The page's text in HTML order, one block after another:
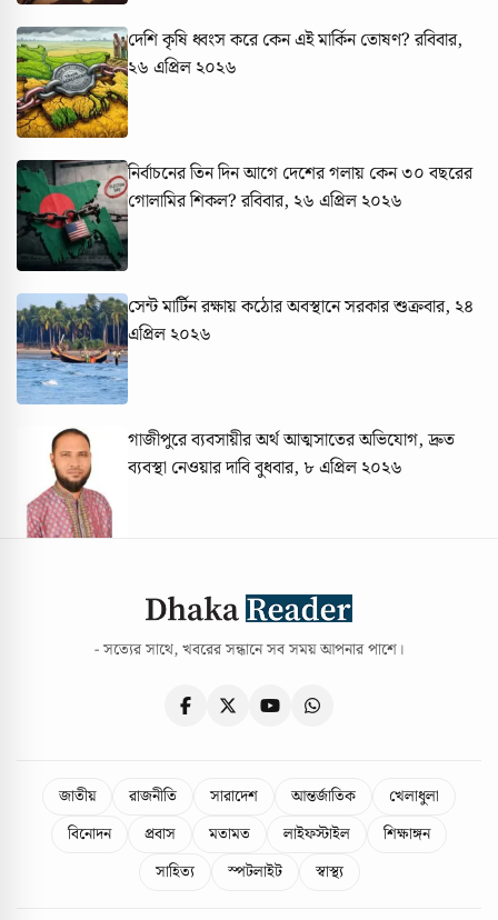
দেশি কৃষি ধ্বংস করে কেন এই মার্কিন তোষণ? রবিবার,
২৬ এপ্রিল ২০২৬
নির্বাচনের তিন দিন আগে দেশের গলায় কেন ৩০ বছরের
গোলামির শিকল? রবিবার, ২৬ এপ্রিল ২০২৬
সেন্ট মার্টিন রক্ষায় কঠোর অবস্থানে সরকারশুক্রবার, ২৪
এপ্রিল ২০২৬
গাজীপুরে ব্যবসায়ীর অর্থ আত্মসাতের অভিযোগ, দ্রুত
ব্যবস্থা নেওয়ার দাবিবুধবার, ৮ এপ্রিল ২০২৬
- সত্যের সাথে, খবরের সন্ধানে সব সময় আপনার পাশে।
জাতীয় রাজনীতি সারাদেশ আন্তর্জাতিক
খেলাধুলা
বিনোদন
প্রবাস মতামত লাইফস্টাইল
শিক্ষাঙ্গন
সাহিত্য
স্পটলাইট স্বাস্থ্য